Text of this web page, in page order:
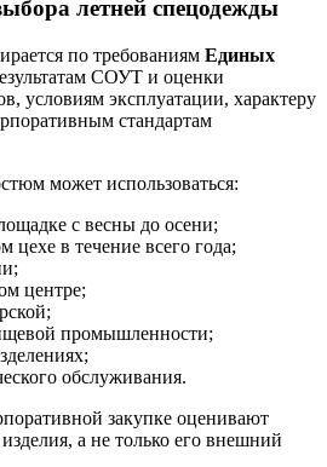
летней спецодежды
по требованиям Единых
СОУТ и оценки
условиям эксплуатации, характеру
стандартам
может использоваться:
с весны до осени;
цехе в течение всего года;
центре;
промышленности;
обслуживания.
закупке оценивают
а не только его внешний